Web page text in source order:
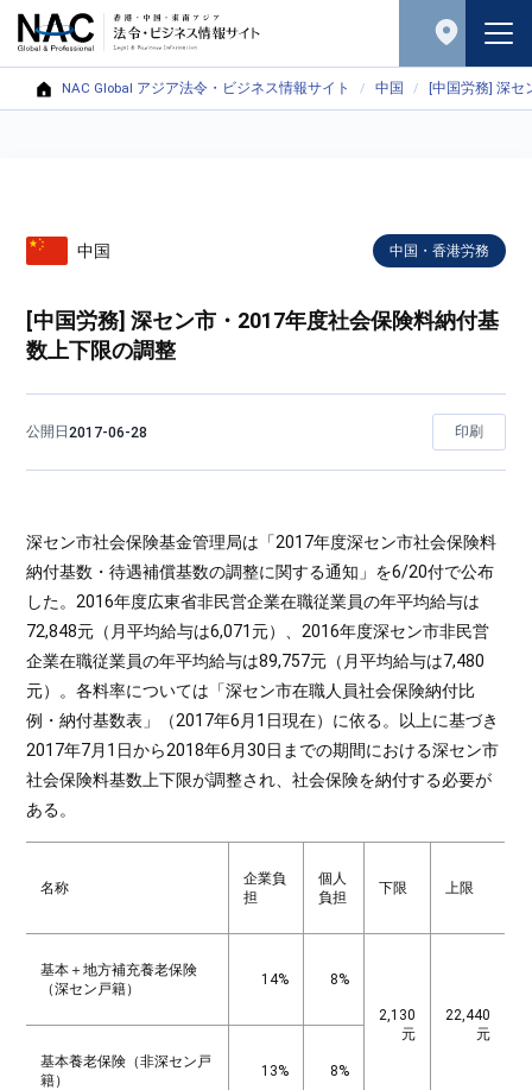
NAC Global アジア法令・ビジネス情報サイト 中国 [中国労務] 深セ
中国 中国・香港労務
[中国労務] 深セン市・2017年度社会保険料納付基
数上下限の調整
公開日2017-06-28 印刷
深セン市社会保険基金管理局は「2017年度深セン市社会保険料
納付基数・待遇補償基数の調整に関する通知」を6/20付で公布
した。2016年度広東省非民営企業在職従業員の年平均給与は
72,848元（月平均給与は6,071元）、2016年度深セン市非民営
企業在職従業員の年平均給与は89,757元（月平均給与は7,480
元）。各料率については「深セン市在職人員社会保険納付比
例・納付基数表」（2017年6月1日現在）に依る。以上に基づき
2017年7月1日から2018年6月30日までの期間における深セン市
社会保険料基数上下限が調整され、社会保険を納付する必要が
ある。
名称
企業負
担
個人
負担
下限 上限
基本＋地方補充養老保険
（深セン戸籍）
14% 8%
2,130
元
22,440
元
基本養老保険（非深セン戸
籍）
13% 8%